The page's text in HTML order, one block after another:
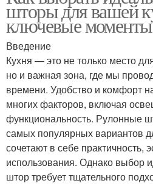
шторы для вашей
ключевые моменты
Введение
Кухня — это не только место
но и важная зона, где мы
времени. Удобство и комфорт
многих факторов, включая
функциональность. Рулонные
самых популярных вариантов
сочетают в себе практичность,
использования. Однако выбор
штор требует тщательного